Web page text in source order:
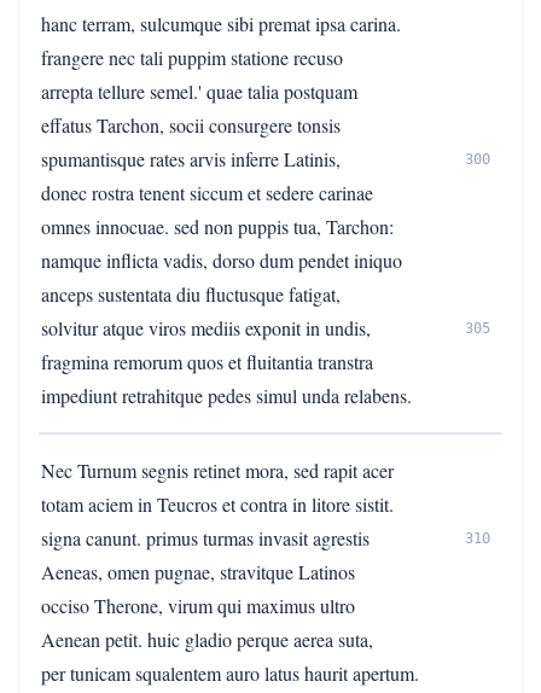
hanc terram, sulcumque sibi premat ipsa carina.
frangere nec tali puppim statione recuso
arrepta tellure semel.' quae talia postquam
effatus Tarchon, socii consurgere tonsis
spumantisque rates arvis inferre Latinis,
300
donec rostra tenent siccum et sedere carinae
omnes innocuae. sed non puppis tua, Tarchon:
namque inflicta vadis, dorso dum pendet iniquo
anceps sustentata diu fluctusque fatigat,
solvitur atque viros mediis exponit in undis,
305
fragmina remorum quos et fluitantia transtra
impediunt retrahitque pedes simul unda relabens.
Nec Turnum segnis retinet mora, sed rapit acer
totam aciem in Teucros et contra in litore sistit.
signa canunt. primus turmas invasit agrestis
310
Aeneas, omen pugnae, stravitque Latinos
occiso Therone, virum qui maximus ultro
Aenean petit. huic gladio perque aerea suta,
per tunicam squalentem auro latus haurit apertum.